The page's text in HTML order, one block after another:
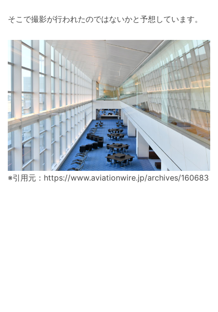
そこで撮影が行われたのではないかと予想しています。
※引用元：https://www.aviationwire.jp/archives/160683